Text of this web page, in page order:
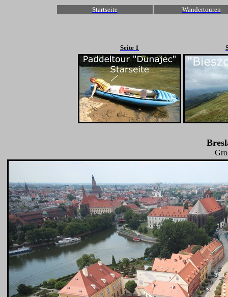
Startseite Wandertouren
Seite 1